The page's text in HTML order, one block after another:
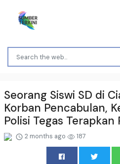
Seorang Siswi SD di
Korban Pencabulan,
Polisi Tegas Terapkan
2 months ago 187